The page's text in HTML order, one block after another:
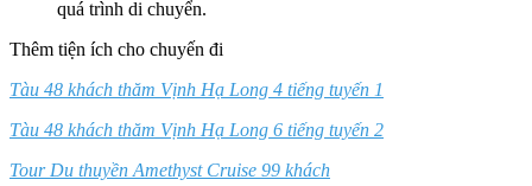
quá trình di chuyển.
Thêm tiện ích cho chuyến đi
Tàu 48 khách thăm Vịnh Hạ Long 4 tiếng tuyến 1
Tàu 48 khách thăm Vịnh Hạ Long 6 tiếng tuyến 2
Tour Du thuyền Amethyst Cruise 99 khách